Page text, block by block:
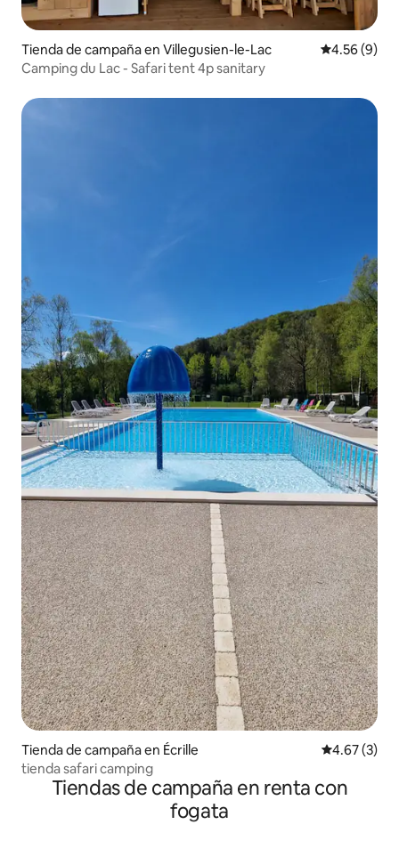
Tienda de campaña en Villegusien-le-Lac Calificación
4.56 (9)
Camping du Lac - Safari tent 4p sanitary
Tienda de campaña en Écrille Calificación
4.67 (3)
tienda safari camping
Tiendas de campaña en renta con
fogata